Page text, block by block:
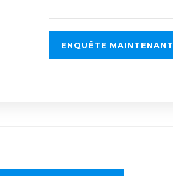
ENQUÊTE MAINTENANT